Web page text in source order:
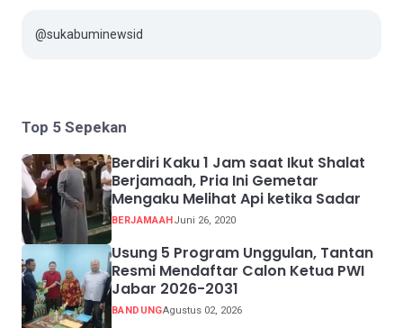
@sukabuminewsid
Top 5 Sepekan
Berdiri Kaku 1 Jam saat Ikut Shalat
Berjamaah, Pria Ini Gemetar
Mengaku Melihat Api ketika Sadar
BERJAMAAHJuni 26, 2020
Usung 5 Program Unggulan, Tantan
Resmi Mendaftar Calon Ketua PWI
Jabar 2026-2031
BANDUNGAgustus 02, 2026